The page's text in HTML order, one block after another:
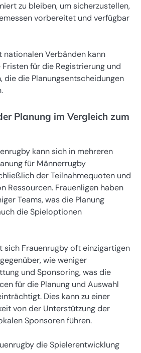
zu bleiben, um sicherzustellen,
vorbereitet und verfügbar
nationalen Verbänden kann
für die Registrierung und
die die Planungsentscheidungen
Planung im Vergleich zum
kann sich in mehreren
für Männerrugby
der Teilnahmequoten und
Ressourcen. Frauenligen haben
Teams, was die Planung
die Spieloptionen
sich Frauenrugby oft einzigartigen
wie weniger
und Sponsoring, was die
für die Planung und Auswahl
Dies kann zu einer
von der Unterstützung der
Sponsoren führen.
die Spielerentwicklung